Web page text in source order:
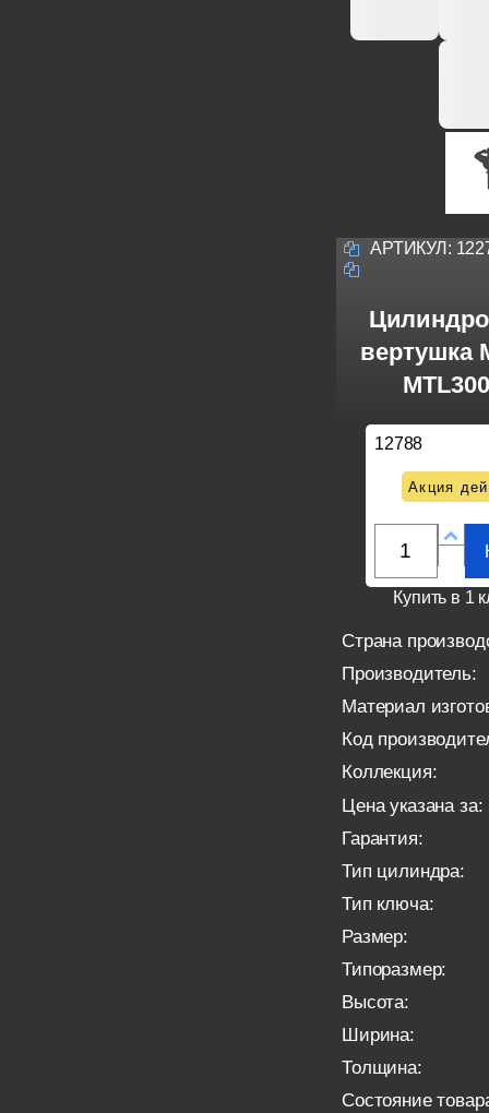
АРТИКУЛ:
вертушка
12788
Акция
Купить в 1
Страна
Производитель:
Материал
Код
Коллекция:
Цена указана за:
Гарантия:
Тип цилиндра:
Тип ключа:
Размер:
Типоразмер:
Высота:
Ширина:
Толщина:
Состояние